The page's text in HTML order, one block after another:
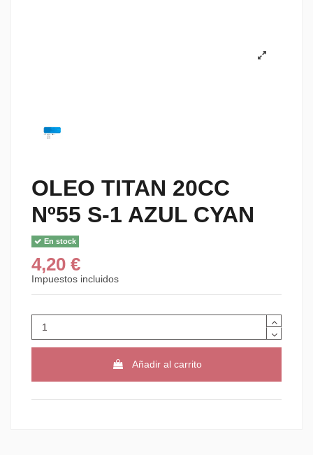
OLEO TITAN 20CC
Nº55 S-1 AZUL CYAN
En stock
4,20 €
Impuestos incluidos
Añadir al carrito